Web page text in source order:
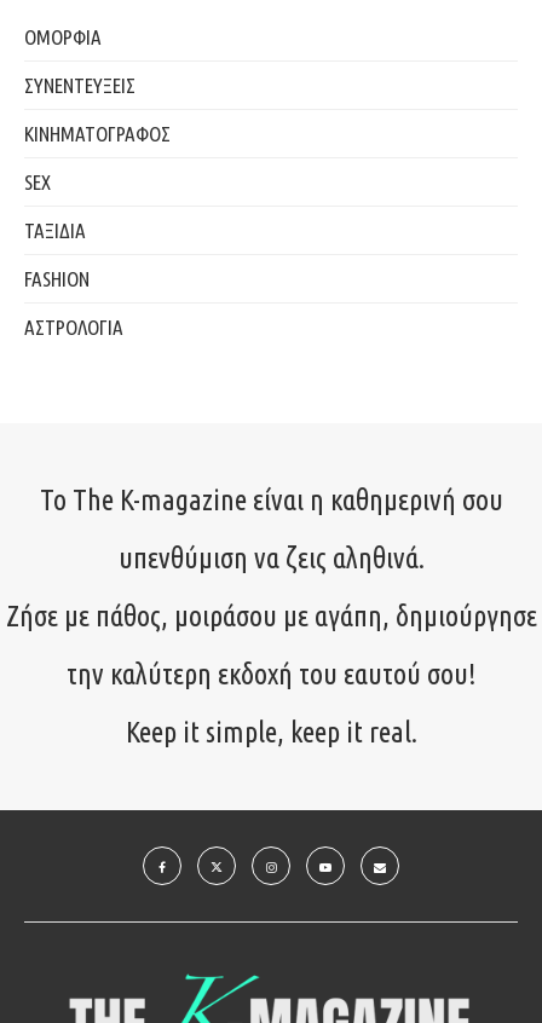
ΟΜΟΡΦΙΑ
ΣΥΝΕΝΤΕΥΞΕΙΣ
ΚΙΝΗΜΑΤΟΓΡΑΦΟΣ
SEX
ΤΑΞΙΔΙΑ
FASHION
ΑΣΤΡΟΛΟΓΙΑ
Το The K-magazine είναι η καθημερινή σου
υπενθύμιση να ζεις αληθινά.
Ζήσε με πάθος, μοιράσου με αγάπη, δημιούργησε
την καλύτερη εκδοχή του εαυτού σου!
Keep it simple, keep it real.